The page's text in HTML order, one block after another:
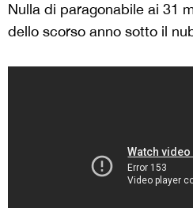
Nulla di paragonabile ai 31
dello scorso anno sotto il